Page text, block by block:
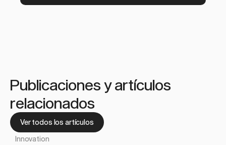
Publicaciones y artículos
relacionados
Ver todos los artículos
Innovation